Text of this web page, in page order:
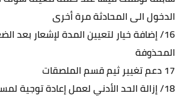
الدخول الى المحادثة مرة أخرى
16/ إضافة خيار لتعيين المدة لإشعار بعد
المحذوفة
17 دعم تغيير ثيم قسم الملصقات
18/ إزالة الحد الأدني لعمل إعادة توجية